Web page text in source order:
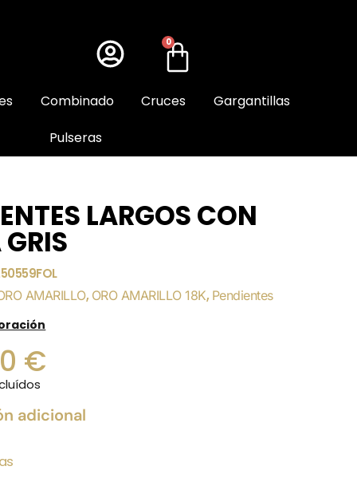
0
Combinado Cruces
Gargantillas
Pulseras
LARGOS CON
AMARILLO, ORO AMARILLO 18K, Pendientes
€
adicional